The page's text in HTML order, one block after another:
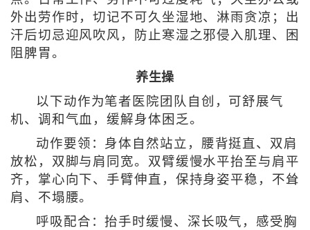
外出劳作时，切记不可久坐湿地、淋雨贪凉；出
汗后切忌迎风吹风，防止寒湿之邪侵入肌理、困
阻脾胃。
养生操
以下动作为笔者医院团队自创，可舒展气
机、调和气血，缓解身体困乏。
动作要领：身体自然站立，腰背挺直、双肩
放松，双脚与肩同宽。双臂缓慢水平抬至与肩平
齐，掌心向下、手臂伸直，保持身姿平稳，不耸
肩、不塌腰。
呼吸配合：抬手时缓慢、深长吸气，感受胸